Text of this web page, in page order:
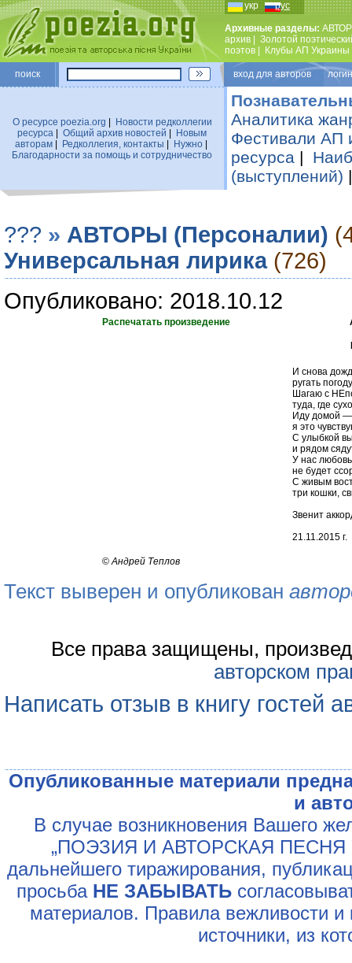
укр рус
Архивные разделы:
архив
Золотой
поэтов
Клубы АП Украины
поиск вход для авторов
О ресурсе poezia.org
Новости редколлегии
ресурса
Общий архив новостей
Новым
авторам| Редколлегия, контакты Нужно|
Благодарности за помощь и сотрудничество
Аналитика
Фестивали АП
ресурса |
(выступлений)
??? » АВТОРЫ (Персоналии)
Универсальная лирика (726)
Опубликовано: 2018.10.12
Распечатать произведение
И снова
ругать
Шагаю с
туда, где
Иду домой —
я это
С улыбкой
и рядом
У нас любовь
не будет
С живым
три кошки,
Звенит
21.11.2015 г.
©Андрей Теплов
Текст выверен и опубликован
Все права защищены,
авторском
Написать отзыв в книгу гостей
Опубликованные материали
и
В случае возникновения Вашего
„ПОЭЗИЯ И АВТОРСКАЯ ПЕСНЯ
дальнейшего тиражирования,
просьба НЕ ЗАБЫВАТЬ
материалов. Правила вежливости и
источники, из